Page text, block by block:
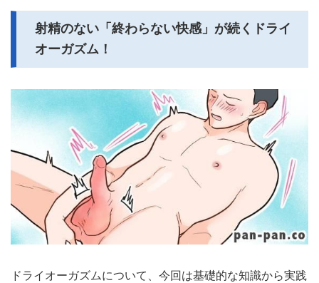
射精のない「終わらない快感」が続くドライ
オーガズム！
ドライオーガズムについて、今回は基礎的な知識から実践